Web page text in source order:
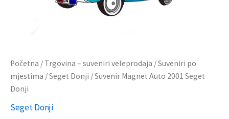
Početna / Trgovina – suveniri veleprodaja /Suveniri po
mjestima /Seget Donji / Suvenir Magnet Auto 2001 Seget
Donji
Seget Donji